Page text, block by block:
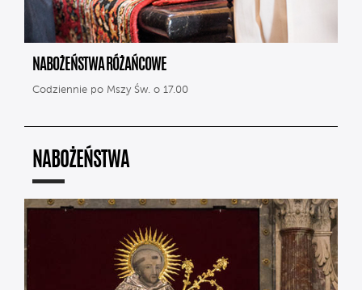
NABOŻEŃSTWA RÓŻAŃCOWE
Codziennie po Mszy Św. o 17.00
NABOŻEŃSTWA